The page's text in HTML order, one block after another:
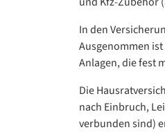
In den
Ausgenommen
Anlagen, die fest
Die
nach Einbruch,
verbunden sind)